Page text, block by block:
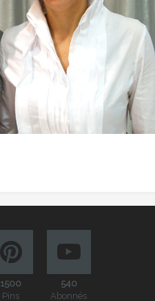
1500
Pins
540
Abonnés